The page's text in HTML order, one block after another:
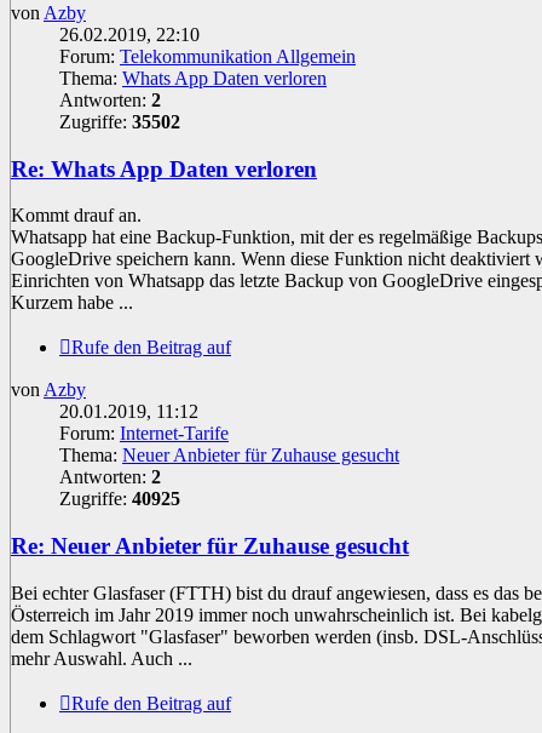
von Azby
26.02.2019, 22:10
Forum: Telekommunikation Allgemein
Thema: Whats App Daten verloren
Antworten: 2
Zugriffe: 35502
Re: Whats App Daten verloren
Kommt drauf an.
Whatsapp hat eine Backup-Funktion, mit der es regelmäßige
GoogleDrive speichern kann. Wenn diese Funktion nicht deaktiviert
Einrichten von Whatsapp das letzte Backup von GoogleDrive
Kurzem habe ...
Rufe den Beitrag auf
von Azby
20.01.2019, 11:12
Forum: Internet-Tarife
Thema: Neuer Anbieter für Zuhause gesucht
Antworten: 2
Zugriffe: 40925
Re: Neuer Anbieter für Zuhause gesucht
Bei echter Glasfaser (FTTH) bist du drauf angewiesen, dass es das
Österreich im Jahr 2019 immer noch unwahrscheinlich ist. Bei
dem Schlagwort "Glasfaser" beworben werden (insb. DSL-
mehr Auswahl. Auch ...
Rufe den Beitrag auf